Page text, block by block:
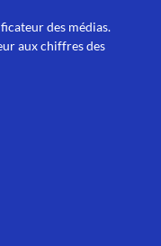
des médias.
aux chiffres des